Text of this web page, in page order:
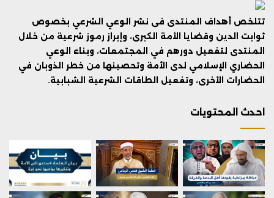
تتلخص أهداف المنتدى فى نشر الوعي الشرعي بخصوص
ثوابت الدين وقضايا الأمة الكبرى، وإبراز رموز شرعية من خلال
المنتدى لتفعيل دورهم في المجتمعات، وبناء الوعي
الحضاري الإسلامي لدى الأمة وتحصينها من خطر الذوبان في
الحضارات الأخرى، وتفعيل الطاقات الشرعية الشبابية.
احدث المحتويات